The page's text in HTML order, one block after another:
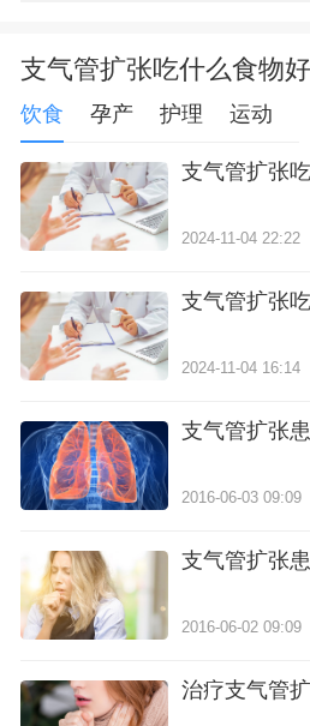
支气管扩张吃什么食物
饮食 孕产 护理 运动
支气管扩张
2024-11-04 22:22
支气管扩张
2024-11-04 16:14
支气管扩张
2016-06-03 09:09
支气管扩张
2016-06-02 09:09
治疗支气管